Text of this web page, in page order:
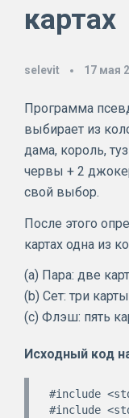
картах
selevit 17 мая
Программа
выбирает из
дама, король,
червы + 2
свой выбор.
После этого
картах одна из
(a) Пара: две
(b) Сет: три
(c) Флэш: пять
Исходный код
#include
#include